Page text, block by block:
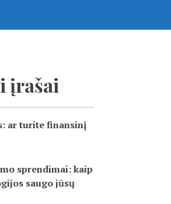
įrašai
ar turite finansinį
sprendimai: kaip
saugo jūsų